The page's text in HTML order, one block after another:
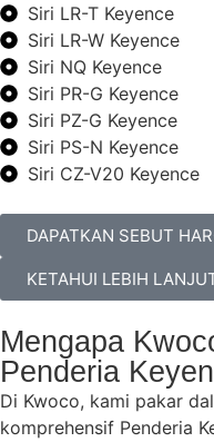
Siri LR-T Keyence
Siri LR-W Keyence
Siri NQ Keyence
Siri PR-G Keyence
Siri PZ-G Keyence
Siri PS-N Keyence
Siri CZ-V20 Keyence
DAPATKAN SEBUT
KETAHUI LEBIH
Mengapa
Penderia
Di Kwoco, kami pakar
komprehensif Penderia